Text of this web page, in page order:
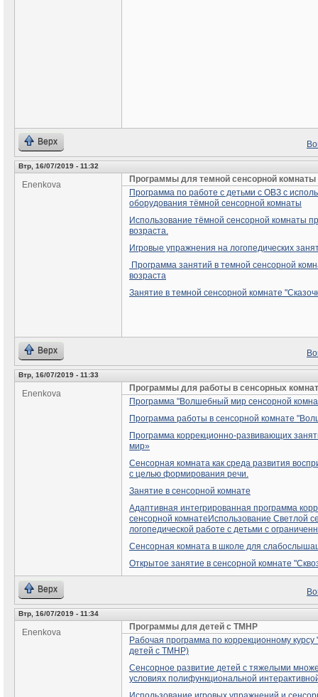
Верх
Втр, 16/07/2019 - 11:32
Enenkova
Программы для темной сенсорной комнаты
Программа по работе с детьми с ОВЗ с
оборудования тёмной сенсорной комнаты
Использование тёмной сенсорной комнаты
возраста.
Игровые упражнения на логопедических
Программа занятий в темной сенсорной
возраста
Занятие в темной сенсорной комнате
Верх
Втр, 16/07/2019 - 11:33
Enenkova
Программы для работы в сенсорных
Программа "Волшебный мир сенсорной
Программа работы в сенсорной комнате
Программа коррекционно-развивающих
мир»
Сенсорная комната как среда развития
с целью формирования речи.
Занятие в сенсорной комнате
Адаптивная интегрированная программа
сенсорной комнате Использование Светлой
логопедической работе с детьми с
Сенсорная комната в школе для
Открытое занятие в сенсорной комнате
Верх
Втр, 16/07/2019 - 11:34
Enenkova
Программы для детей с ТМНР
Рабочая программа по коррекционному
детей с ТМНР)
Сенсорное развитие детей с тяжелыми
условиях полифункциональной